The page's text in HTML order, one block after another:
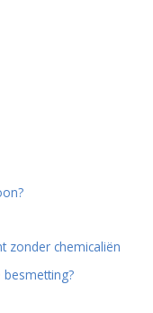
zonder chemicaliën